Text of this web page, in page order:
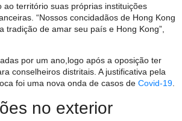
ao território suas próprias instituições
“Nossos concidadãos de Hong Kong
tradição de amar seu país e Hong Kong”,
por um ano,logo após a oposição ter
conselheiros distritais. A justificativa pela
foi uma nova onda de casos de Covid-19.
no exterior